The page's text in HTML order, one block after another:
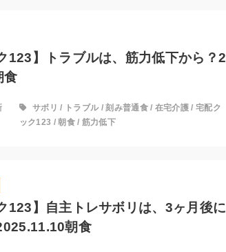
123】トラブルは、筋力低下から？2
食
サボリ / トラブル /刻み普通食/ 在宅介護 /宅配ク
ック123 /朝食/ 筋力低下
123】自主トレサボリは、3ヶ月後に
朝食